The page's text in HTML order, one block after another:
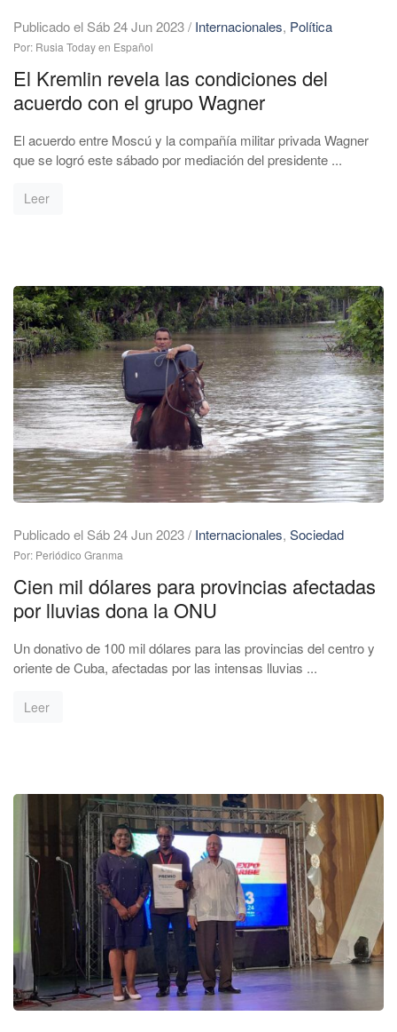
Publicado el Sáb 24 Jun 2023/ Internacionales, Política
Por: Rusia Today en Español
El Kremlin revela las condiciones del
acuerdo con el grupo Wagner
El acuerdo entre Moscú y la compañía militar privada Wagner
que se logró este sábado por mediación del presidente ...
Leer
Publicado el Sáb 24 Jun 2023/ Internacionales, Sociedad
Por: Periódico Granma
Cien mil dólares para provincias afectadas
por lluvias dona la ONU
Un donativo de 100 mil dólares para las provincias del centro y
oriente de Cuba, afectadas por las intensas lluvias ...
Leer